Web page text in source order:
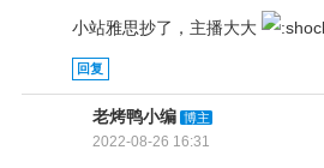
小站雅思抄了，主播大大
回复
老烤鸭小编 博主
2022-08-26 16:31